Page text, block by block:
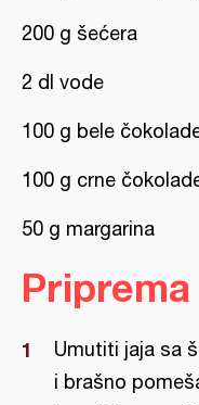
200 g šećera
2 dl vode
100 g bele
100 g crne
50 g margarina
Priprema
Umutiti jaja sa
i brašno